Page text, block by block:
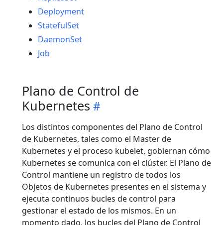
Deployment
StatefulSet
DaemonSet
Job
Plano de Control de
Kubernetes
Los distintos componentes del Plano de Control
de Kubernetes, tales como el Master de
Kubernetes y el proceso kubelet, gobiernan cómo
Kubernetes se comunica con el clúster. El Plano de
Control mantiene un registro de todos los
Objetos de Kubernetes presentes en el sistema y
ejecuta continuos bucles de control para
gestionar el estado de los mismos. En un
momento dado, los bucles del Plano de Control